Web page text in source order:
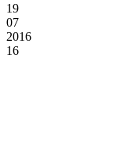
19
07
2016
16